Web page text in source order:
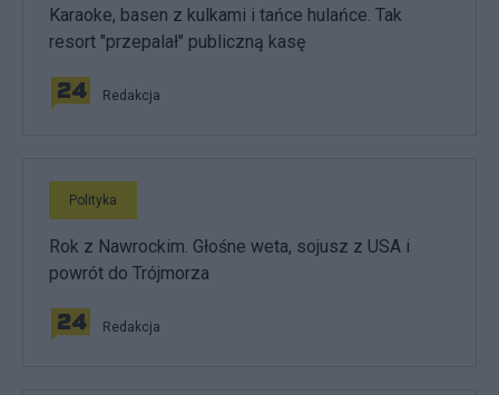
Karaoke, basen z kulkami i tańce hulańce. Tak
resort "przepalał" publiczną kasę
Redakcja
Polityka
Rok z Nawrockim. Głośne weta, sojusz z USA i
powrót do Trójmorza
Redakcja